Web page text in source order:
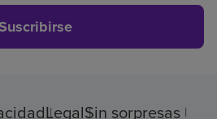
Suscribirse
LegalSin sorpresas